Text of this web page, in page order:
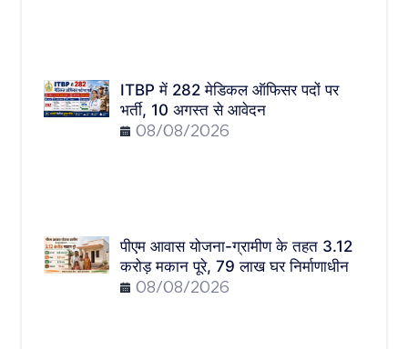
ITBP में 282 मेडिकल ऑफिसर पदों पर
भर्ती, 10 अगस्त से आवेदन
08/08/2026
पीएम आवास योजना-ग्रामीण के तहत 3.12
करोड़ मकान पूरे, 79 लाख घर निर्माणाधीन
08/08/2026